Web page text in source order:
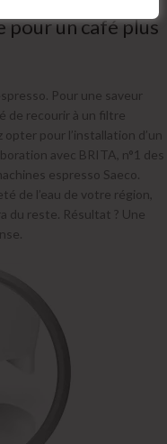
un café plus
Pour une saveur
de recourir à un filtre
pour l’installation d’un
avec BRITA, n°1 des
espresso Saeco.
de l’eau de votre région,
du reste. Résultat ? Une